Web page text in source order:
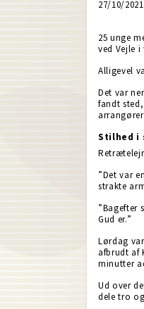
27/10/
25 unge
ved Vejle i
Alligevel
Det var
fandt
Stilhed i
”Det var
strakte
”Bagefter
Gud er.”
Lørdag
afbrudt af
minutter
Ud over
dele tro